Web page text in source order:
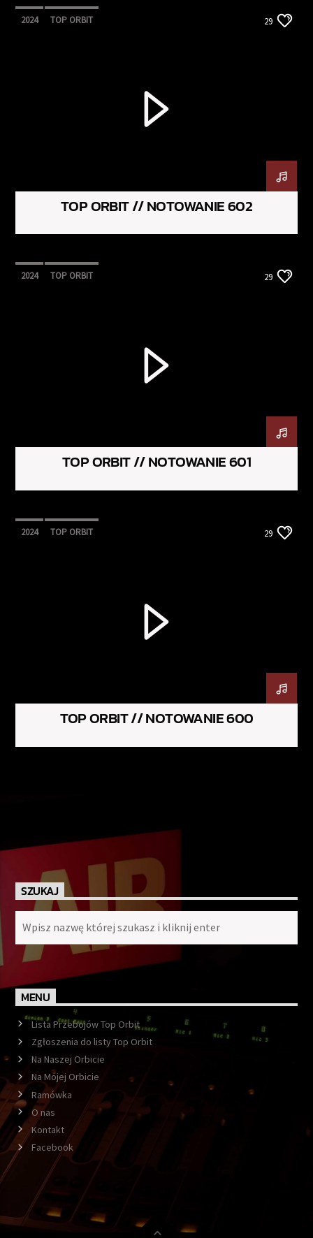
2024 TOP ORBIT 29
TOP ORBIT // NOTOWANIE 602
2024 TOP ORBIT 29
TOP ORBIT // NOTOWANIE 601
2024 TOP ORBIT 29
TOP ORBIT // NOTOWANIE 600
SZUKAJ
MENU
Lista Przebojów Top Orbit
Zgłoszenia do listy Top Orbit
Na Naszej Orbicie
Na Mojej Orbicie
Ramówka
O nas
Kontakt
Facebook